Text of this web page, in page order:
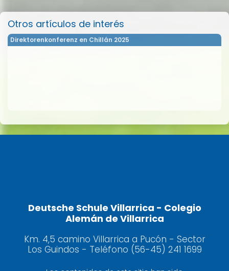
Otros artículos de interés
Direktorenkonferenz en Chillán 2025
Deutsche Schule Villarrica - Colegio
Alemán de Villarrica
Km. 4,5 camino Villarrica a Pucón - Sector
Los Guindos - Teléfono (56-45) 241 1699